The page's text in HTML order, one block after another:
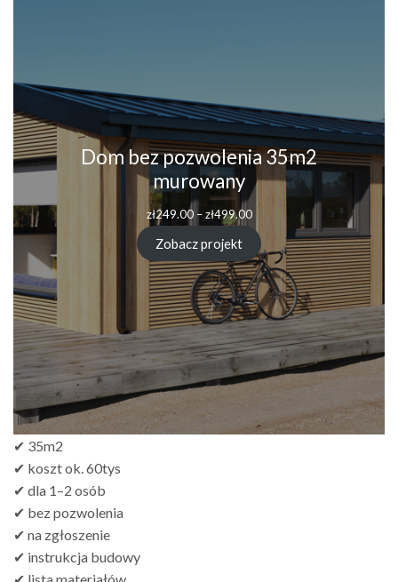
Dom bez pozwolenia 35m2
murowany
zł249.00 – zł499.00Zakres
od
zł249.00
do
zł499.00
Zobacz projekt
✔ 35m2
✔ koszt ok. 60tys
✔ dla 1–2 osób
✔ bez pozwolenia
✔ na zgłoszenie
✔ instrukcja budowy